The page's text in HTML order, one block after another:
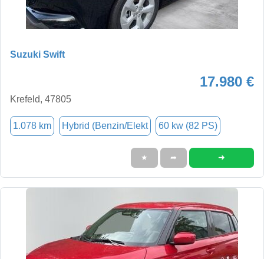
Suzuki Swift
17.980 €
Krefeld, 47805
1.078 km Hybrid (Benzin/Elekt 60 kw (82 PS)
★ ➦ ➜